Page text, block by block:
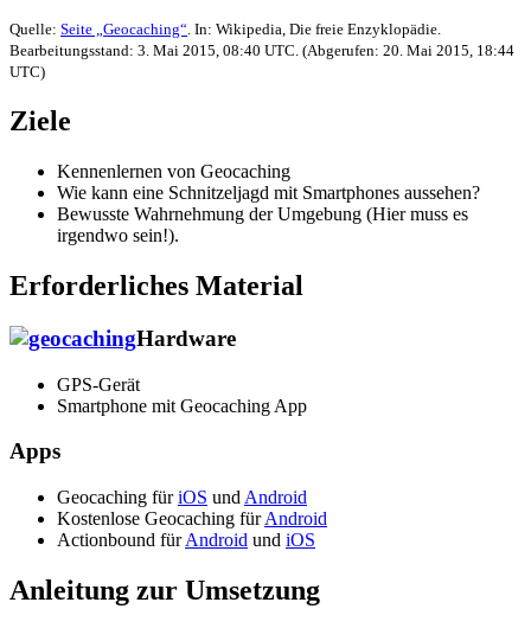
Quelle: Seite „Geocaching“. In: Wikipedia, Die freie Enzyklopädie.
Bearbeitungsstand: 3. Mai 2015, 08:40 UTC. (Abgerufen: 20. Mai 2015, 18:44
UTC)
Ziele
Kennenlernen von Geocaching
Wie kann eine Schnitzeljagd mit Smartphones aussehen?
Bewusste Wahrnehmung der Umgebung (Hier muss es
irgendwo sein!).
Erforderliches Material
Hardware
GPS-Gerät
Smartphone mit Geocaching App
Apps
Geocaching füriOS und Android
Kostenlose Geocaching fürAndroid
Actionbound fürAndroid und iOS
Anleitung zur Umsetzung